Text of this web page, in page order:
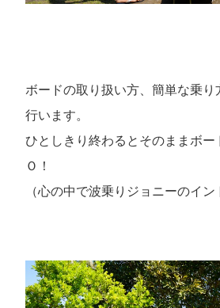
ボードの取り扱い方、簡単な乗
行います。
ひとしきり終わるとそのままボー
Ｏ！
（心の中で波乗りジョニーのイン